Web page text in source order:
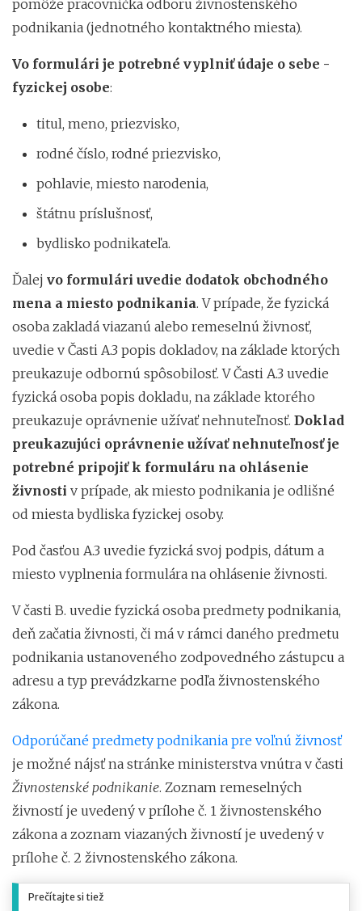
pomôže pracovníčka odboru živnostenského
podnikania (jednotného kontaktného miesta).
Vo formulári je potrebné vyplniť údaje o sebe -
fyzickej osobe:
titul, meno, priezvisko,
rodné číslo, rodné priezvisko,
pohlavie, miesto narodenia,
štátnu príslušnosť,
bydlisko podnikateľa.
Ďalej vo formulári uvedie dodatok obchodného
mena a miesto podnikania. V prípade, že fyzická
osoba zakladá viazanú alebo remeselnú živnosť,
uvedie v Časti A.3 popis dokladov, na základe ktorých
preukazuje odbornú spôsobilosť. V Časti A.3 uvedie
fyzická osoba popis dokladu, na základe ktorého
preukazuje oprávnenie užívať nehnuteľnosť. Doklad
preukazujúci oprávnenie užívať nehnuteľnosť je
potrebné pripojiť k formuláru na ohlásenie
živnosti v prípade, ak miesto podnikania je odlišné
od miesta bydliska fyzickej osoby.
Pod časťou A.3 uvedie fyzická svoj podpis, dátum a
miesto vyplnenia formulára na ohlásenie živnosti.
V časti B. uvedie fyzická osoba predmety podnikania,
deň začatia živnosti, či má v rámci daného predmetu
podnikania ustanoveného zodpovedného zástupcu a
adresu a typ prevádzkarne podľa živnostenského
zákona.
Odporúčané predmety podnikania pre voľnú živnosť
je možné nájsť na stránke ministerstva vnútra v časti
Živnostenské podnikanie. Zoznam remeselných
živností je uvedený v prílohe č. 1 živnostenského
zákona a zoznam viazaných živností je uvedený v
prílohe č. 2 živnostenského zákona.
Prečítajte si tiež